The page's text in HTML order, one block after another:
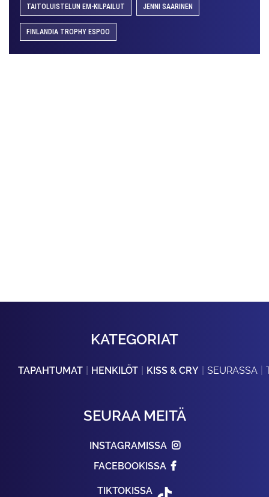
TAITOLUISTELUN EM-KILPAILUT JENNI SAARINEN
FINLANDIA TROPHY ESPOO
KATEGORIAT
TAPAHTUMAT HENKILÖT KISS & CRY SEURASSA
SEURAA MEITÄ
INSTAGRAMISSA
FACEBOOKISSA
TIKTOKISSA